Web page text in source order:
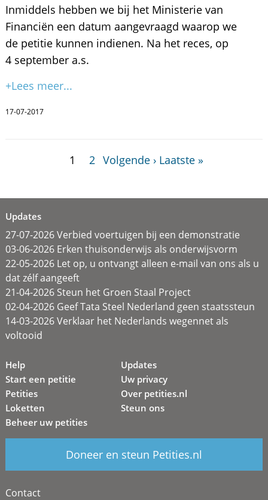
Inmiddels hebben we bij het Ministerie van
Financiën een datum aangevraagd waarop we
de petitie kunnen indienen. Na het reces, op
4 september a.s.
+Lees meer...
17-07-2017
1 2 Volgende › Laatste »
Updates
27-07-2026 Verbied voertuigen bij een demonstratie
03-06-2026 Erken thuisonderwijs als onderwijsvorm
22-05-2026 Let op, u ontvangt alleen e-mail van ons als u
dat zélf aangeeft
21-04-2026 Steun het Groen Staal Project
02-04-2026 Geef Tata Steel Nederland geen staatssteun
14-03-2026 Verklaar het Nederlands wegennet als
voltooid
Help
Start een petitie
Petities
Loketten
Beheer uw petities
Updates
Uw privacy
Over petities.nl
Steun ons
Doneer en steun Petities.nl
Contact